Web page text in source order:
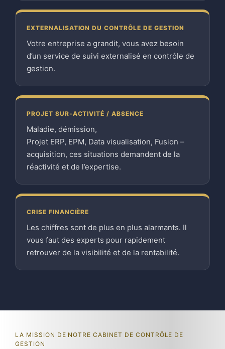
EXTERNALISATION DU CONTRÔLE DE GESTION
Votre entreprise a grandit, vous avez besoin
d’un service de suivi externalisé en contrôle de
gestion.
PROJET SUR-ACTIVITÉ / ABSENCE
Maladie, démission,
Projet ERP, EPM, Data visualisation, Fusion –
acquisition, ces situations demandent de la
réactivité et de l’expertise.
CRISE FINANCIÈRE
Les chiffres sont de plus en plus alarmants. Il
vous faut des experts pour rapidement
retrouver de la visibilité et de la rentabilité.
LA MISSION DE NOTRE CABINET DE CONTRÔLE DE
GESTION